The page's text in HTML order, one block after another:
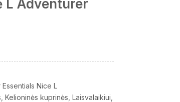
L Adventurer
Nice L
Kelioninės kuprinės Laisvalaikiui